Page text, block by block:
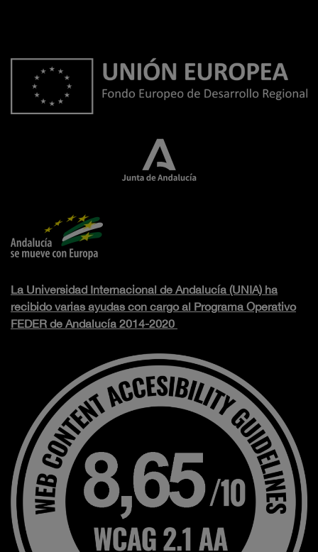
La Universidad Internacional de Andalucía (UNIA) ha
recibido varias ayudas con cargo al Programa Operativo
FEDER de Andalucía 2014-2020